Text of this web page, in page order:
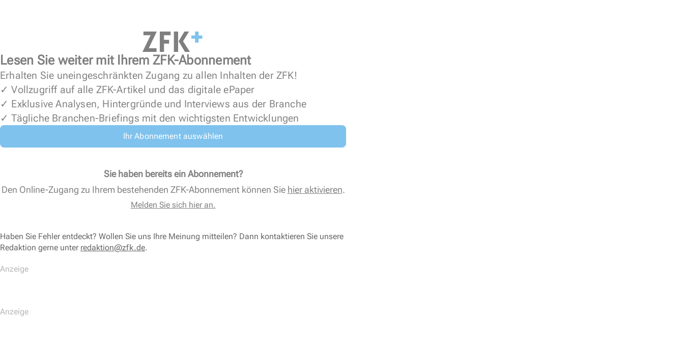
Lesen Sie weiter mit Ihrem ZFK-Abonnement
Erhalten Sie uneingeschränkten Zugang zu allen Inhalten der ZFK!
✓ Vollzugriff auf alle ZFK-Artikel und das digitale ePaper
✓ Exklusive Analysen, Hintergründe und Interviews aus der Branche
✓ Tägliche Branchen-Briefings mit den wichtigsten Entwicklungen
Ihr Abonnement auswählen
Sie haben bereits ein Abonnement?
Den Online-Zugang zu Ihrem bestehenden ZFK-Abonnement können Sie hier aktivieren.
Melden Sie sich hier an.
Haben Sie Fehler entdeckt? Wollen Sie uns Ihre Meinung mitteilen? Dann kontaktieren Sie unsere
Redaktion gerne unter redaktion@zfk.de.